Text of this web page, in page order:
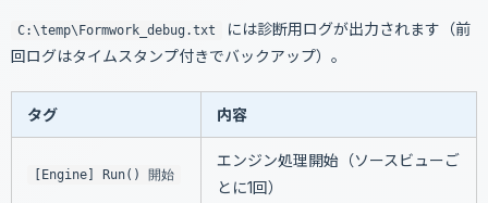
C:\temp\Formwork_debug.txt
には診断用ログが出力されます（前
回ログはタイムスタンプ付きでバックアップ）。
タグ 内容
[Engine] Run() 開始
エンジン処理開始（ソースビューご
とに1回）